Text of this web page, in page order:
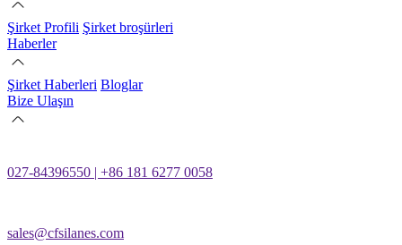
Şirket Profili Şirket broşürleri
Haberler
Şirket Haberleri Bloglar
Bize Ulaşın
027-84396550 | +86 181 6277 0058
sales@cfsilanes.com